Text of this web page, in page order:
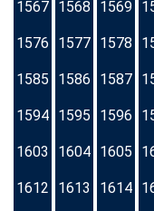
1567 1568 1569
1576 1577 1578
1585 1586 1587
1594 1595 1596
1603 1604 1605
1612 1613 1614